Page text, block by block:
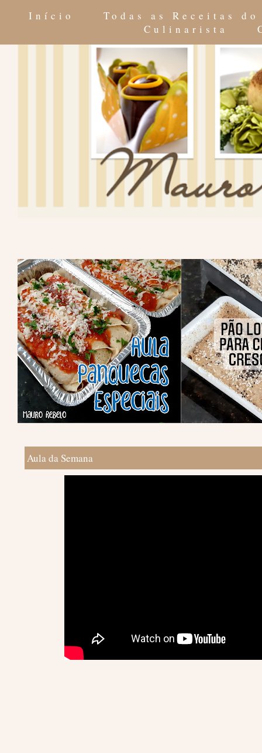
Início
Todas as Receitas
Culinarista
Aula da Semana